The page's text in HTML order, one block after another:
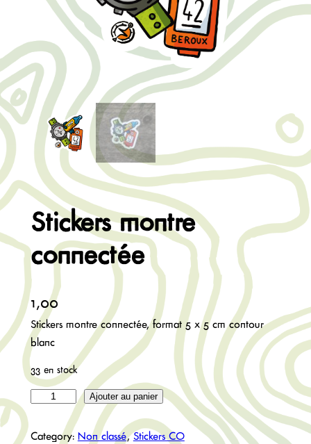
Stickers montre
connectée
1,00
Stickers montre connectée, format 5 x 5 cm contour
blanc
33 en stock
a
Ajouter au panier
Category: Non classé, Stickers CO